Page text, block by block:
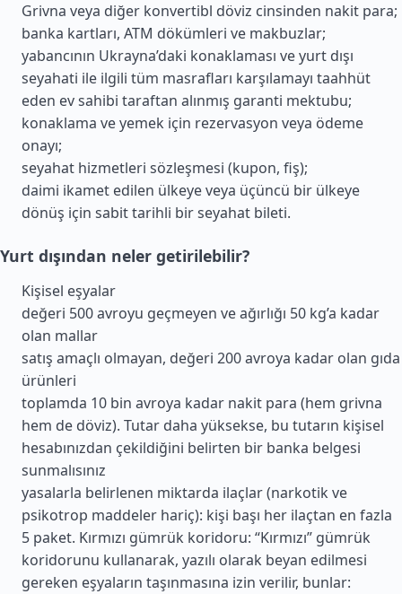
Grivna veya diğer konvertibl döviz cinsinden nakit para;
banka kartları, ATM dökümleri ve makbuzlar;
yabancının Ukrayna’daki konaklaması ve yurt dışı
seyahati ile ilgili tüm masrafları karşılamayı taahhüt
eden ev sahibi taraftan alınmış garanti mektubu;
konaklama ve yemek için rezervasyon veya ödeme
onayı;
seyahat hizmetleri sözleşmesi (kupon, fiş);
daimi ikamet edilen ülkeye veya üçüncü bir ülkeye
dönüş için sabit tarihli bir seyahat bileti.
Yurt dışından neler getirilebilir?
Kişisel eşyalar
değeri 500 avroyu geçmeyen ve ağırlığı 50 kg’a kadar
olan mallar
satış amaçlı olmayan, değeri 200 avroya kadar olan gıda
ürünleri
toplamda 10 bin avroya kadar nakit para (hem grivna
hem de döviz). Tutar daha yüksekse, bu tutarın kişisel
hesabınızdan çekildiğini belirten bir banka belgesi
sunmalısınız
yasalarla belirlenen miktarda ilaçlar (narkotik ve
psikotrop maddeler hariç): kişi başı her ilaçtan en fazla
5 paket. Kırmızı gümrük koridoru: “Kırmızı” gümrük
koridorunu kullanarak, yazılı olarak beyan edilmesi
gereken eşyaların taşınmasına izin verilir, bunlar: